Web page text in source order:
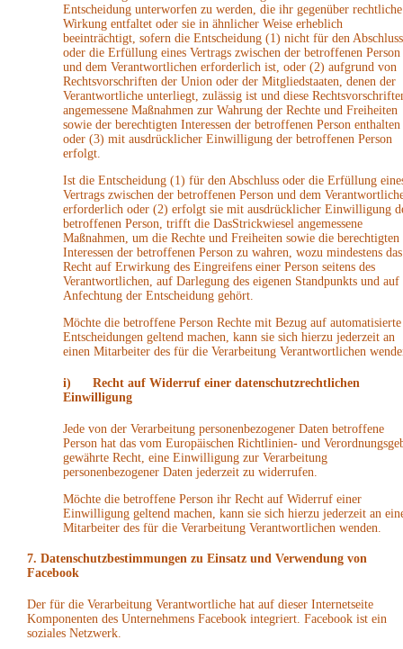
Entscheidung unterworfen zu werden, die ihr gegenüber rechtliche
Wirkung entfaltet oder sie in ähnlicher Weise erheblich
beeinträchtigt, sofern die Entscheidung (1) nicht für den Abschluss
oder die Erfüllung eines Vertrags zwischen der betroffenen Person
und dem Verantwortlichen erforderlich ist, oder (2) aufgrund von
Rechtsvorschriften der Union oder der Mitgliedstaaten, denen der
Verantwortliche unterliegt, zulässig ist und diese
angemessene Maßnahmen zur Wahrung der Rechte und Freiheiten
sowie der berechtigten Interessen der betroffenen Person enthalten
oder (3) mit ausdrücklicher Einwilligung der betroffenen Person
erfolgt.
Ist die Entscheidung (1) für den Abschluss oder die Erfüllung
Vertrags zwischen der betroffenen Person und dem
erforderlich oder (2) erfolgt sie mit ausdrücklicher Einwilligung
betroffenen Person, trifft die DasStrickwiesel angemessene
Maßnahmen, um die Rechte und Freiheiten sowie die berechtigten
Interessen der betroffenen Person zu wahren, wozu mindestens das
Recht auf Erwirkung des Eingreifens einer Person seitens des
Verantwortlichen, auf Darlegung des eigenen Standpunkts und auf
Anfechtung der Entscheidung gehört.
Möchte die betroffene Person Rechte mit Bezug auf automatisierte
Entscheidungen geltend machen, kann sie sich hierzu jederzeit an
einen Mitarbeiter des für die Verarbeitung Verantwortlichen
i) Recht auf Widerruf einer datenschutzrechtlichen
Einwilligung
Jede von der Verarbeitung personenbezogener Daten betroffene
Person hat das vom Europäischen Richtlinien- und
gewährte Recht, eine Einwilligung zur Verarbeitung
personenbezogener Daten jederzeit zu widerrufen.
Möchte die betroffene Person ihr Recht auf Widerruf einer
Einwilligung geltend machen, kann sie sich hierzu jederzeit an
Mitarbeiter des für die Verarbeitung Verantwortlichen wenden.
7. Datenschutzbestimmungen zu Einsatz und Verwendung von
Facebook
Der für die Verarbeitung Verantwortliche hat auf dieser Internetseite
Komponenten des Unternehmens Facebook integriert. Facebook ist ein
soziales Netzwerk.